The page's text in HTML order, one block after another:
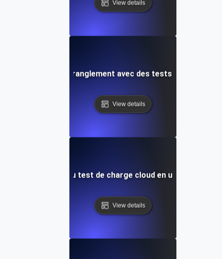
View details
les goulots d'étranglement avec des tests de stress
View details
Introduction au test de charge cloud en utilisant
View details